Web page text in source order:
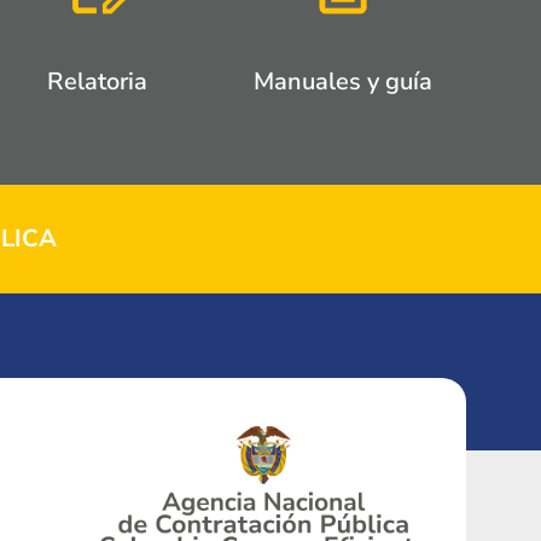
Relatoria Manuales y guía